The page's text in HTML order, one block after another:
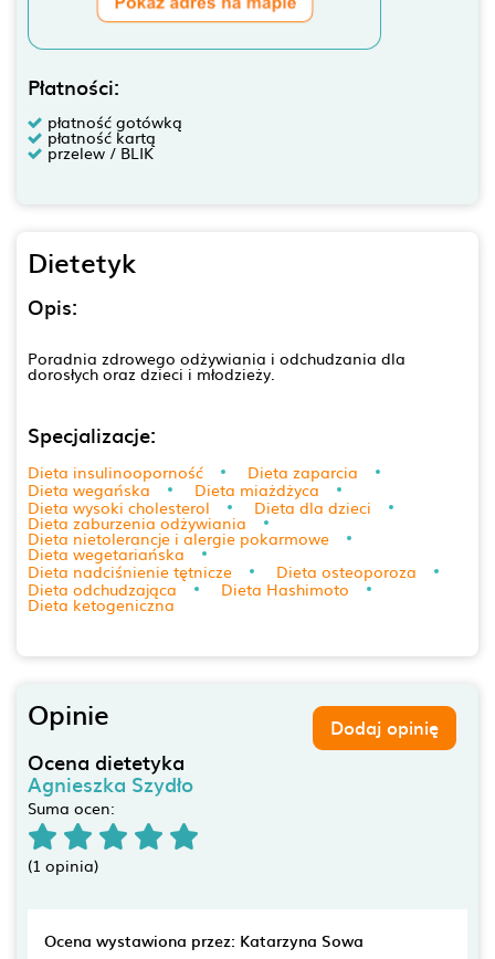
Płatności:
płatność gotówką
płatność kartą
przelew / BLIK
Dietetyk
Opis:
Poradnia zdrowego odżywiania i odchudzania dla
dorosłych oraz dzieci i młodzieży.
Specjalizacje:
Dieta insulinooporność
Dieta zaparcia
Dieta wegańska
Dieta miażdżyca
Dieta wysoki cholesterol
Dieta dla dzieci
Dieta zaburzenia odżywiania
Dieta nietolerancje i alergie pokarmowe
Dieta wegetariańska
Dieta nadciśnienie tętnicze
Dieta osteoporoza
Dieta odchudzająca
Dieta Hashimoto
Dieta ketogeniczna
Opinie Dodaj opinię
Ocena dietetyka
Agnieszka Szydło
Suma ocen:
(1 opinia)
Ocena wystawiona przez: Katarzyna Sowa